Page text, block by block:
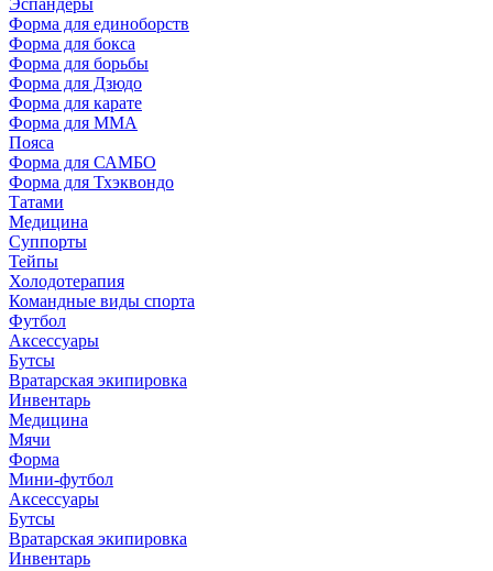
Эспандеры
Форма для единоборств
Форма для бокса
Форма для борьбы
Форма для Дзюдо
Форма для карате
Форма для MMA
Пояса
Форма для САМБО
Форма для Тхэквондо
Татами
Медицина
Суппорты
Тейпы
Холодотерапия
Командные виды спорта
Футбол
Аксессуары
Бутсы
Вратарская экипировка
Инвентарь
Медицина
Мячи
Форма
Мини-футбол
Аксессуары
Бутсы
Вратарская экипировка
Инвентарь